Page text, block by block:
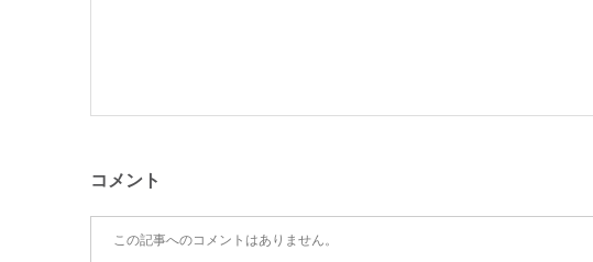
コメント
この記事へのコメントはありません。